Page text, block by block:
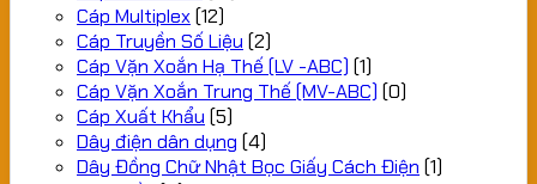
Cáp Multiplex(12)
Cáp Truyền Số Liệu (2)
Cáp Vặn Xoắn Hạ Thế (LV -ABC) (1)
Cáp Vặn Xoắn Trung Thế (MV-ABC) (0)
Cáp Xuất Khẩu (5)
Dây điện dân dụng (4)
Dây Đồng Chữ Nhật Bọc Giấy Cách Điện (1)